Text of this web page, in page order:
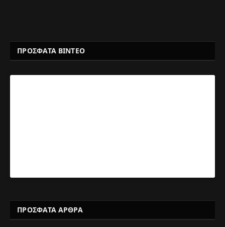
ΠΡΟΣΦΑΤΑ ΒΙΝΤΕΟ
ΠΡΌΣΦΑΤΑ ΆΡΘΡΑ